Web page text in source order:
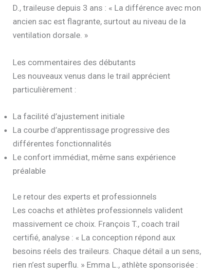
D., traileuse depuis 3 ans : « La différence avec mon
ancien sac est flagrante, surtout au niveau de la
ventilation dorsale. »
Les commentaires des débutants
Les nouveaux venus dans le trail apprécient
particulièrement :
La facilité d’ajustement initiale
La courbe d’apprentissage progressive des
différentes fonctionnalités
Le confort immédiat, même sans expérience
préalable
Le retour des experts et professionnels
Les coachs et athlètes professionnels valident
massivement ce choix. François T., coach trail
certifié, analyse : « La conception répond aux
besoins réels des traileurs. Chaque détail a un sens,
rien n’est superflu. » Emma L., athlète sponsorisée :